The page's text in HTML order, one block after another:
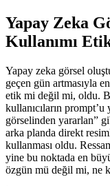
Yapay Zeka
Kullanımı
Yapay zeka görsel
geçen gün artmasıyla
etik mi değil mi, oldu.
kullanıcıların
görselinden yararlan”
arka planda direkt
kullanması oldu.
yine bu noktada en
özgün mü değil mi, ne